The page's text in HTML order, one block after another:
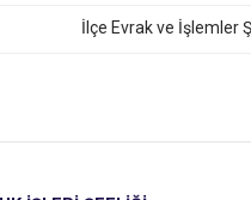
İlçe Evrak ve İşlemler